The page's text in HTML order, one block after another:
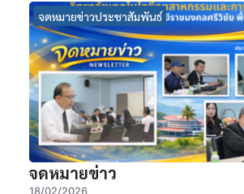
จดหมายข่าวประชาสัมพันธ์
จดหมายข่าว
18/02/2026